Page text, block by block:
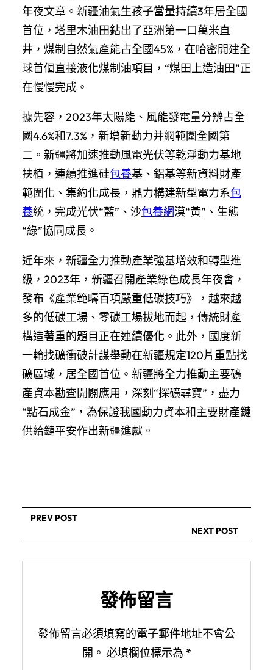
年夜文章。新疆油氣生孩子當量持續3年居全國
首位，塔里木油田鉆出了亞洲第一口萬米直
井，煤制自然氣產能占全國45%，在哈密開建全
球首個直接液化煤制油項目，“煤田上造油田”正
在慢慢完成。
據先容，2023年太陽能、風能發電量分辨占全
國4.6%和7.3%，新增新動力并網範圍全國第
二。新疆將加速推動風電光伏等乾淨動力基地
扶植，連續推進硅包養基、鋁基等新資料財產
範圍化、集約化成長，鼎力構建新型電力系包
養統，完成光伏“藍”、沙包養網漠“黃”、生態
“綠”協同成長。
近年來，新疆全力推動產業強基增效和轉型進
級，2023年，新疆召開產業綠色成長年夜會，
發布《產業範疇百項嚴重低碳技巧》，越來越
多的低碳工場、零碳工場拔地而起，傳統財產
構造著重的題目正在連續優化。此外，國度新
一輪找礦衝破計謀舉動在新疆規定120片重點找
礦區域，居全國首位。新疆將全力推動主要礦
產資本勘查開闢應用，深刻“探礦尋寶”，盡力
“點石成金”，為保證我國動力資本和主要財產鏈
供給鏈平安作出新疆進獻。
PREV POST
NEXT POST
發佈留言
發佈留言必須填寫的電子郵件地址不會公
開。 必填欄位標示為 *